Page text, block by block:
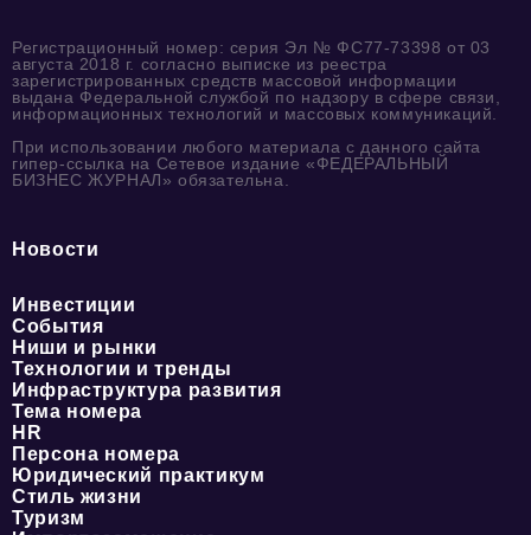
Регистрационный номер: серия Эл № ФС77-73398 от 03
августа 2018 г. согласно выписке из реестра
зарегистрированных средств массовой информации
выдана Федеральной службой по надзору в сфере связи,
информационных технологий и массовых коммуникаций.
При использовании любого материала с данного сайта
гипер-ссылка на Сетевое издание «ФЕДЕРАЛЬНЫЙ
БИЗНЕС ЖУРНАЛ» обязательна.
Новости
Инвестиции
События
Ниши и рынки
Технологии и тренды
Инфраструктура развития
Тема номера
HR
Персона номера
Юридический практикум
Стиль жизни
Туризм